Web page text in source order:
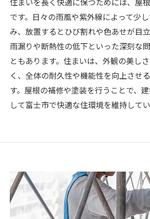
住まいを長く快適に保つためには、屋
です。日々の雨風や紫外線によって少
み、放置するとひび割れや色あせが目立
雨漏りや断熱性の低下といった深刻な
ともあります。住まいは、外観の美し
く、全体の耐久性や機能性を向上させ
す。屋根の補修や塗装を行うことで、
して富士市で快適な住環境を維持してい